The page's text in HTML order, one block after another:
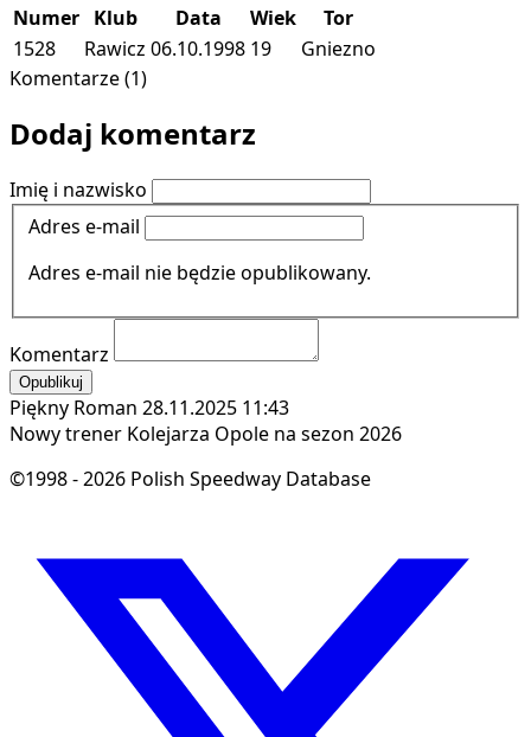
Numer Klub Data Wiek
Tor
1528
Rawicz 06.10.1998 19
Gniezno
Komentarze (1)
Dodaj komentarz
Imię i nazwisko
Adres e-mail
Adres e-mail nie będzie opublikowany.
Komentarz
Opublikuj
Piękny Roman 28.11.2025 11:43
Nowy trener Kolejarza Opole na sezon 2026
©1998 - 2026 Polish Speedway Database